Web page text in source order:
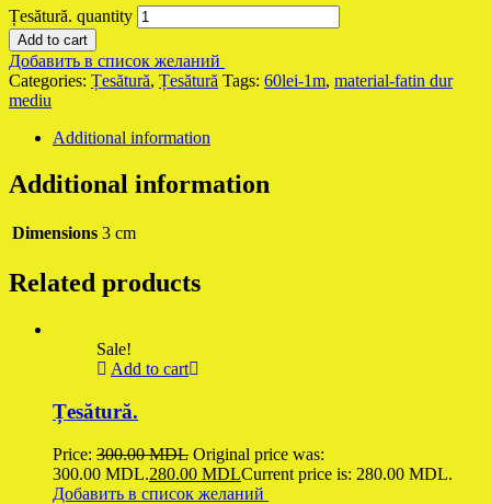
Țesătură. quantity
Add to cart
Добавить в список желаний
Categories: Țesătură, Țesătură Tags: 60lei-1m, material-fatin dur
mediu
Additional information
Additional information
Dimensions 3 cm
Related products
Sale!
Add to cart
Țesătură.
Price: 300.00MDL Original price was:
300.00 MDL.280.00 MDLCurrent price is: 280.00 MDL.
Добавить в список желаний